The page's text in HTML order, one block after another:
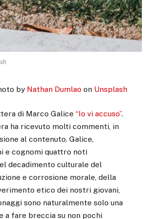
by Nathan Dumlao on Unsplash
di Marco Galice“Io vi accuso”.
ha ricevuto molti commenti, in
al contenuto. Galice,
e cognomi quattro noti
decadimento culturale del
e corrosione morale, della
etico dei nostri giovani,
sono naturalmente solo una
a fare breccia su non pochi